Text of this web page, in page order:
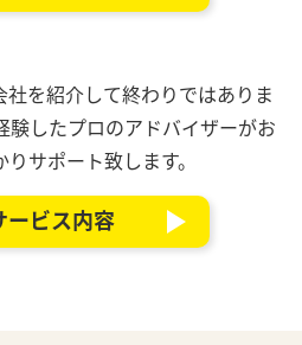
を紹介して終わりではありま
験したプロのアドバイザーがお
サポート致します。
ービス内容